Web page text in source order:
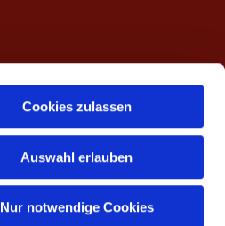
Cookies zulassen
Auswahl erlauben
Nur notwendige Cookies